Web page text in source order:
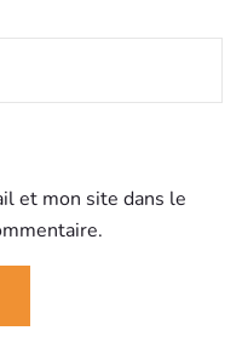
et mon site dans le